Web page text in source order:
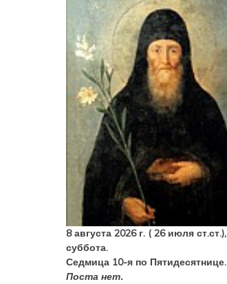
8 августа 2026 г. ( 26 июля ст.ст.),
суббота.
Седмица 10-я по Пятидесятнице.
Поста нет.